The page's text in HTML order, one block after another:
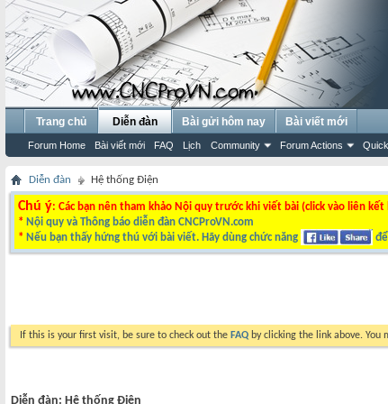
Trang chủ Diễn đàn
Forum Home Bài viết mới FAQ Lịch Community Forum Actions
Bài gửi hôm nay Bài viết mới
Diễn đàn Hệ thống Điện
Chú ý: Các bạn nên tham khảo Nội quy trước khi viết bài (click vào liên
* Nội quy và Thông báo diễn đàn CNCProVN.com
* Nếu bạn thấy hứng thú với bài viết. Hãy dùng chức năng
If this is your first visit, be sure to check out the FAQ by clicking the link above. You
Diễn đàn: Hệ thống Điện